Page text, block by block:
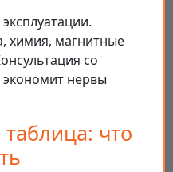
химия, магнитные
со
экономит нервы
что